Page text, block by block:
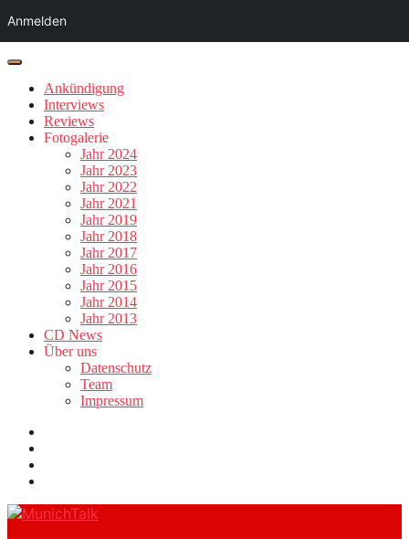
Anmelden
Ankündigung
Interviews
Reviews
Fotogalerie
Jahr 2024
Jahr 2023
Jahr 2022
Jahr 2021
Jahr 2019
Jahr 2018
Jahr 2017
Jahr 2016
Jahr 2015
Jahr 2014
Jahr 2013
CD News
Über uns
Datenschutz
Team
Impressum